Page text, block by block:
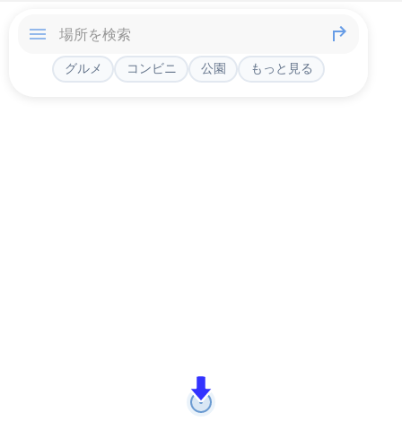
グルメ コンビニ 公園 もっと見る